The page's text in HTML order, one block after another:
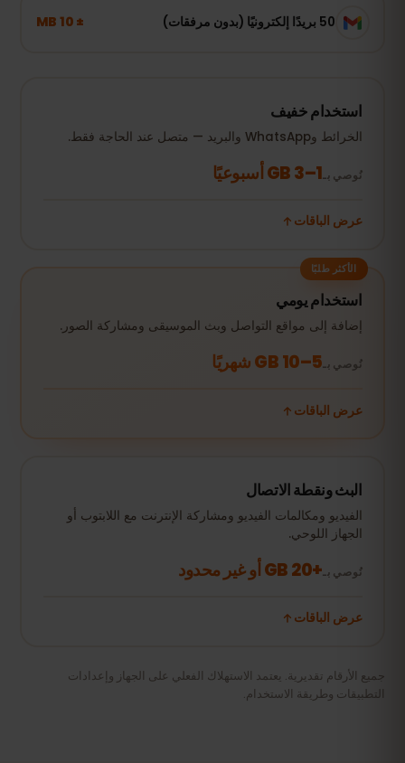
50 بريدًا إلكترونيًا (بدون مرفقات) ± 10 MB
استخدام خفيف
الخرائط وWhatsApp والبريد — متصل عند الحاجة فقط.
نُوصي بـ1–3 GB أسبوعيًا
عرض الباقات
الأكثر طلبًا
استخدام يومي
إضافة إلى مواقع التواصل وبث الموسيقى ومشاركة الصور.
نُوصي بـ5–10 GB شهريًا
عرض الباقات
البث ونقطة الاتصال
الفيديو ومكالمات الفيديو ومشاركة الإنترنت مع اللابتوب أو
الجهاز اللوحي.
نُوصي بـ+20 GB أو غير محدود
عرض الباقات
جميع الأرقام تقديرية. يعتمد الاستهلاك الفعلي على الجهاز وإعدادات
التطبيقات وطريقة الاستخدام.